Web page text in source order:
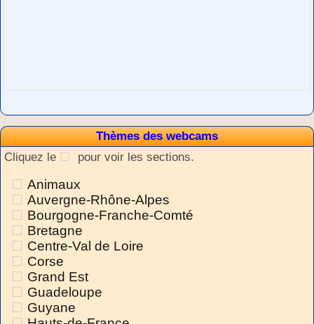
Thèmes des webcams
Cliquez le
pour voir les sections.
Animaux
Auvergne-Rhône-Alpes
Bourgogne-Franche-Comté
Bretagne
Centre-Val de Loire
Corse
Grand Est
Guadeloupe
Guyane